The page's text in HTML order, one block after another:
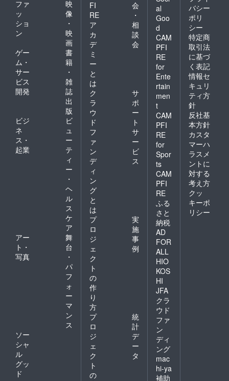
ファ
ッ
ショ
ン
映
像
・
映
画
ゲー
ム・
サー
ビス
開発
書
籍
・
雑
誌
出
版
ビジ
ネ
ス・
起業
ビ
ュ
ー
テ
ィ
ー
・
ヘ
ル
ス
ケ
ア
アー
ト・
写真
舞
台
・
パ
フ
ォ
ー
マ
ン
ス
ソー
シャ
ル
グッ
ド
FI
RE
ア
カ
デ
ミ
ー
と
は
会
・
相
談
会
ク
ラ
ウ
ド
フ
ァ
ン
デ
ィ
ン
グ
と
は
サ
ポ
ー
ト
サ
ー
ビ
ス
プ
ロ
ジ
ェ
ク
ト
の
作
り
方
実
施
事
例
プ
ロ
ジ
ェ
ク
ト
の
統
計
デ
ー
タ
al
Goo
d
CAM
PFI
RE
for
Ente
rtain
men
t
CAM
PFI
RE
for
Spor
ts
CAM
PFI
RE
ふる
さと
納税
AD
FOR
ALL
HIO
KOS
HI
JFA
クラ
ウド
ファ
ン
ディ
ング
mac
hi-ya
補助
バシー
ポリ
シー
特定商
取引法
に基づ
く表記
情報セ
キュリ
ティ方
針
反社基
本方針
カスタ
マーハ
ラスメ
ントに
対する
考え方
クッ
キーポ
リシー